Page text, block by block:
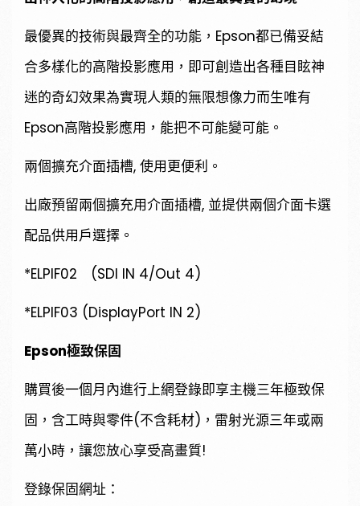
最優異的技術與最齊全的功能，Epson都已備妥結
合多樣化的高階投影應用，即可創造出各種目眩神
迷的奇幻效果為實現人類的無限想像力而生唯有
Epson高階投影應用，能把不可能變可能。
兩個擴充介面插槽, 使用更便利。
出廠預留兩個擴充用介面插槽, 並提供兩個介面卡選
配品供用戶選擇。
*ELPIF02 (SDI IN 4/Out 4)
*ELPIF03 (DisplayPort IN 2)
Epson極致保固
購買後一個月內進行上網登錄即享主機三年極致保
固，含工時與零件(不含耗材)，雷射光源三年或兩
萬小時，讓您放心享受高畫質!
登錄保固網址：